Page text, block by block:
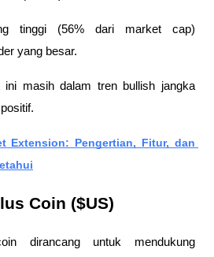
tinggi (56% dari market cap)
yang besar.
ini masih dalam tren bullish jangka
Extension: Pengertian, Fitur, dan
Coin ($US)
dirancang untuk mendukung